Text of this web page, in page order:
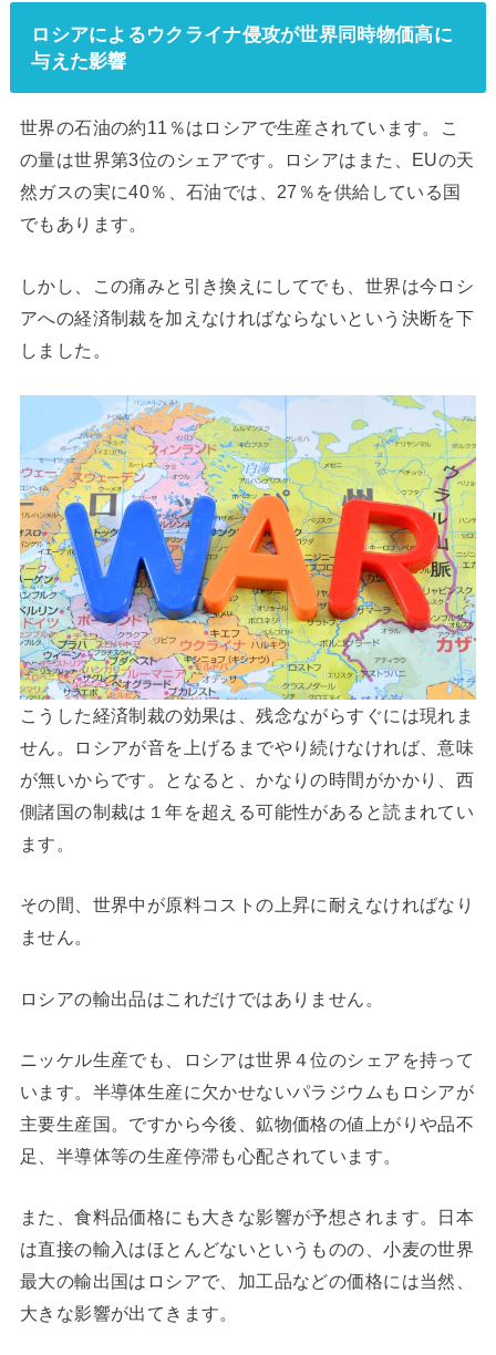
ロシアによるウクライナ侵攻が世界同時物価高に
与えた影響
世界の石油の約11％はロシアで生産されています。こ
の量は世界第3位のシェアです。ロシアはまた、EUの天
然ガスの実に40％、石油では、27％を供給している国
でもあります。
しかし、この痛みと引き換えにしてでも、世界は今ロシ
アへの経済制裁を加えなければならないという決断を下
しました。
こうした経済制裁の効果は、残念ながらすぐには現れま
せん。ロシアが音を上げるまでやり続けなければ、意味
が無いからです。となると、かなりの時間がかかり、西
側諸国の制裁は１年を超える可能性があると読まれてい
ます。
その間、世界中が原料コストの上昇に耐えなければなり
ません。
ロシアの輸出品はこれだけではありません。
ニッケル生産でも、ロシアは世界４位のシェアを持って
います。半導体生産に欠かせないパラジウムもロシアが
主要生産国。ですから今後、鉱物価格の値上がりや品不
足、半導体等の生産停滞も心配されています。
また、食料品価格にも大きな影響が予想されます。日本
は直接の輸入はほとんどないというものの、小麦の世界
最大の輸出国はロシアで、加工品などの価格には当然、
大きな影響が出てきます。